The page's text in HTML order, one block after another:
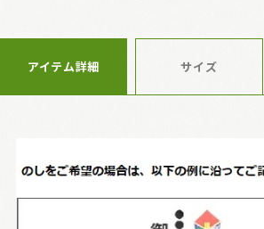
アイテム詳細 サイズ